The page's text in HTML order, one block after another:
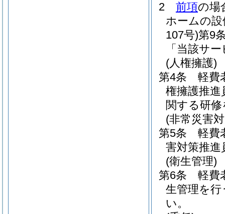
2
前項の場
ホームの
107号)第9
「当該サ
(人権擁護)
第4条
軽費
権擁護推
関する研
(非常災害
第5条
軽費
害対策推
(衛生管理)
第6条
軽費
生管理を
い。